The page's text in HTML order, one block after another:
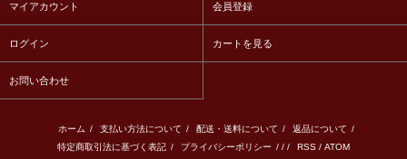
マイアカウント 会員登録
ログイン カートを見る
お問い合わせ
ホーム / 支払い方法について / 配送・送料について / 返品について /
特定商取引法に基づく表記 / プライバシーポリシー / / / RSS / ATOM